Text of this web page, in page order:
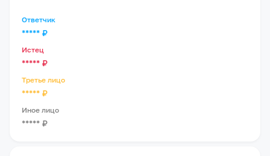
Ответчик
***** ₽
Истец
***** ₽
Третье лицо
***** ₽
Иное лицо
***** ₽